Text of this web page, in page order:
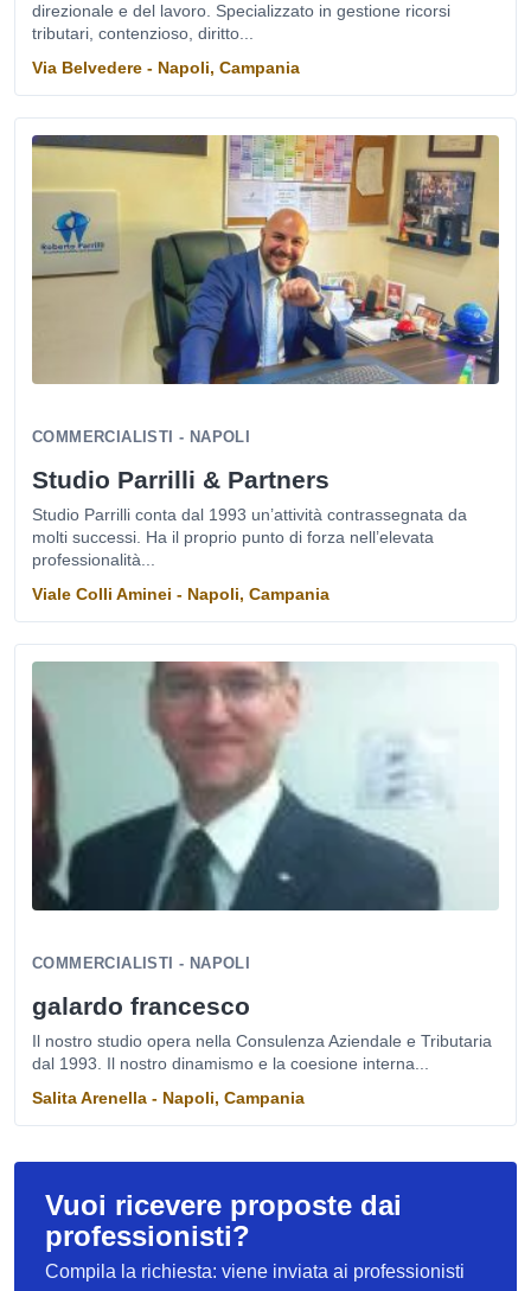
direzionale e del lavoro. Specializzato in gestione ricorsi
tributari, contenzioso, diritto...
Via Belvedere - Napoli, Campania
COMMERCIALISTI - NAPOLI
Studio Parrilli & Partners
Studio Parrilli conta dal 1993 un’attività contrassegnata da
molti successi. Ha il proprio punto di forza nell’elevata
professionalità...
Viale Colli Aminei - Napoli, Campania
COMMERCIALISTI - NAPOLI
galardo francesco
Il nostro studio opera nella Consulenza Aziendale e Tributaria
dal 1993. Il nostro dinamismo e la coesione interna...
Salita Arenella - Napoli, Campania
Vuoi ricevere proposte dai
professionisti?
Compila la richiesta: viene inviata ai professionisti